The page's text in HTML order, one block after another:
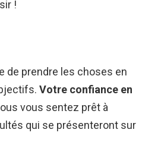
!
de prendre les choses en
Votre confiance en
vous sentez prêt à
qui se présenteront sur